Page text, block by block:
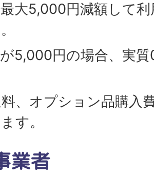
大5,000円減額して
5,000円の場合、実
、オプション品購入
す。
業者